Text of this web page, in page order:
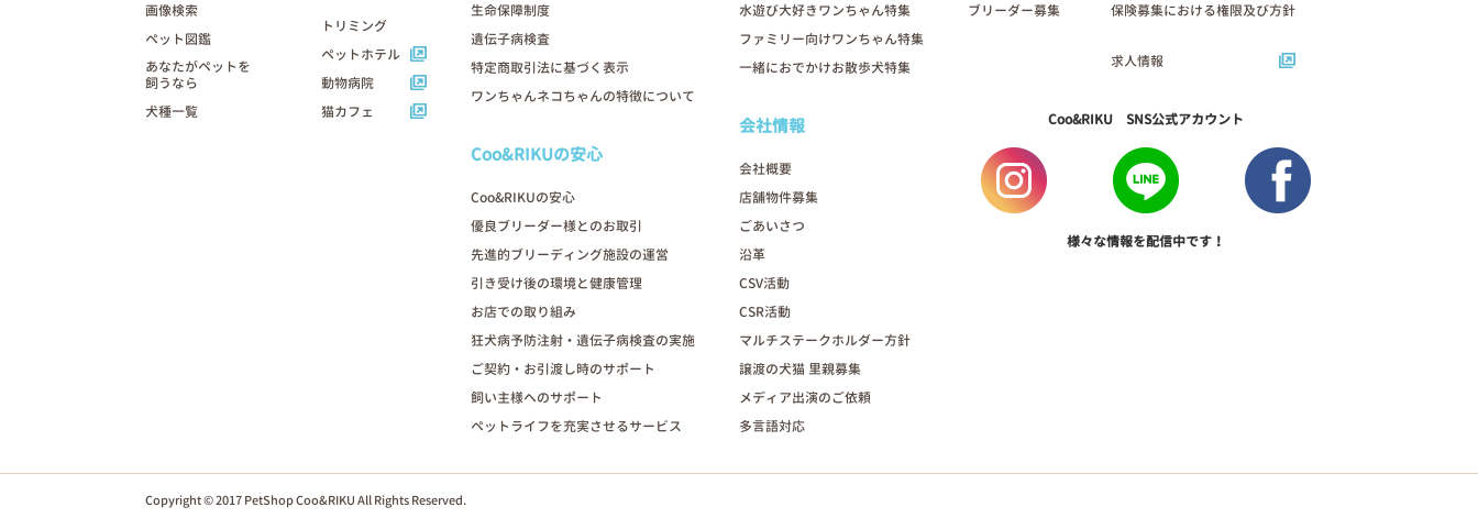
画像検索
ペット図鑑
あなたがペットを
飼うなら
犬種一覧
トリミング
ペットホテル
動物病院
猫カフェ
生命保障制度
遺伝子病検査
特定商取引法に基づく表示
ワンちゃんネコちゃんの特徴について
Coo&RIKUの安心
Coo&RIKUの安心
優良ブリーダー様とのお取引
先進的ブリーディング施設の運営
引き受け後の環境と健康管理
お店での取り組み
狂犬病予防注射・遺伝子病検査の実施
ご契約・お引渡し時のサポート
飼い主様へのサポート
ペットライフを充実させるサービス
水遊び大好きワンちゃん特集
ファミリー向けワンちゃん特集
一緒におでかけお散歩犬特集
会社情報
会社概要
店舗物件募集
ごあいさつ
沿革
CSV活動
CSR活動
マルチステークホルダー方針
譲渡の犬猫 里親募集
メディア出演のご依頼
多言語対応
ブリーダー募集
保険募集における権限及び方針
求人情報
Coo&RIKU SNS公式アカウント
様々な情報を配信中です！
Copyright © 2017 PetShop Coo&RIKU All Rights Reserved.